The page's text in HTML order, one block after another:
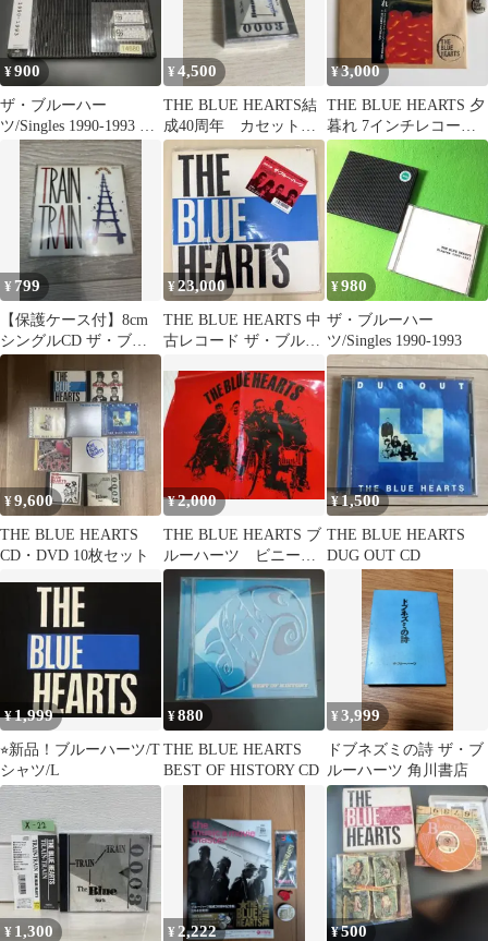
¥900
ザ・ブルーハー
ツ/Singles 1990-1993 レ
ンタル落ち
¥4,500
THE BLUE HEARTS結
成40周年 カセットの
み
¥3,000
THE BLUE HEARTS 夕
暮れ 7インチレコード
※限定缶バッジ付き
¥ 799
【保護ケース付】8cm
シングルCD ザ・ブル
ーハーツ / TRAIN-
¥23,000
THE BLUE HEARTS 中
古レコード ザ・ブルー
¥980
ザ・ブルーハー
ツ/Singles 1990-1993
¥9,600
THE BLUE HEARTS
CD・DVD 10枚セット
¥2,000
THE BLUE HEARTS ブ
ルーハーツ ビニール
バック 当時物
¥1,500
THE BLUE HEARTS
DUG OUT CD
¥1,999
⭐︎新品！ブルーハーツ/T
シャツ/L
¥880
THE BLUE HEARTS
BEST OF HISTORY CD
¥3,999
ドブネズミの詩 ザ・ブ
ルーハーツ 角川書店
¥ 1,300 ¥ 2,222 ¥500